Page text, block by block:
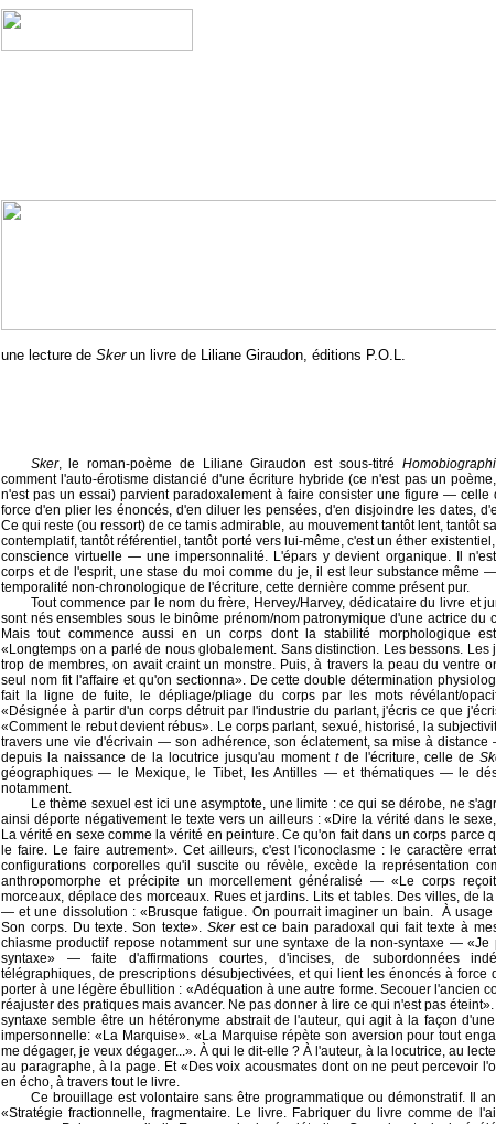
une lecture de Skerun livre de Liliane Giraudon, éditions P.O.L.
Sker, le roman-poème de Liliane Giraudon est sous-titré
comment l'auto-érotisme distancié d'une écriture hybride (ce n'est pas un
n'est pas un essai) parvient paradoxalement à faire consister une figure —
force d'en plier les énoncés, d'en diluer les pensées, d'en disjoindre les dates,
Ce qui reste (ou ressort) de ce tamis admirable, au mouvement tantôt lent, tantôt
contemplatif, tantôt référentiel, tantôt porté vers lui-même, c'est un éther
conscience virtuelle — une impersonnalité. L'épars y devient organique. Il
corps et de l'esprit, une stase du moi comme du je, il est leur substance même
temporalité non-chronologique de l'écriture, cette dernière comme présent pur.
Tout commence par le nom du frère, Hervey/Harvey, dédicataire du livre et
sont nés ensembles sous le binôme prénom/nom patronymique d'une actrice du
Mais tout commence aussi en un corps dont la stabilité morphologique
«Longtemps on a parlé de nous globalement. Sans distinction. Les bessons. Les
trop de membres, on avait craint un monstre. Puis, à travers la peau du ventre
seul nom fit l'affaire et qu'on sectionna». De cette double détermination
fait la ligne de fuite, le dépliage/pliage du corps par les mots révélant/
«Désignée à partir d'un corps détruit par l'industrie du parlant, j'écris ce que
«Comment le rebut devient rébus». Le corps parlant, sexué, historisé, la
travers une vie d'écrivain — son adhérence, son éclatement, sa mise à
depuis la naissance de la locutrice jusqu'au momenttde l'écriture, celle de
géographiques — le Mexique, le Tibet, les Antilles — et thématiques — le
notamment.
Le thème sexuel est ici une asymptote, une limite : ce qui se dérobe, ne
ainsi déporte négativement le texte vers un ailleurs : «Dire la vérité dans le
La vérité en sexe comme la vérité en peinture. Ce qu'on fait dans un corps parce
le faire. Le faire autrement». Cet ailleurs, c'est l'iconoclasme : le caractère
configurations corporelles qu'il suscite ou révèle, excède la représentation
anthropomorphe et précipite un morcellement généralisé — «Le corps
morceaux, déplace des morceaux. Rues et jardins. Lits et tables. Des villes, de
— et une dissolution : «Brusque fatigue. On pourrait imaginer un bain. À usage
Son corps. Du texte. Son texte». Skerest ce bain paradoxal qui fait texte à
chiasme productif repose notamment sur une syntaxe de la non-syntaxe — «Je
syntaxe» — faite d'affirmations courtes, d'incises, de subordonnées
télégraphiques, de prescriptions désubjectivées, et qui lient les énoncés à force
porter à une légère ébullition : «Adéquation à une autre forme. Secouer l'ancien
réajuster des pratiques mais avancer. Ne pas donner à lire ce qui n'est pas
syntaxe semble être un hétéronyme abstrait de l'auteur, qui agit à la façon
impersonnelle: «La Marquise». «La Marquise répète son aversion pour tout
me dégager, je veux dégager...». À qui le dit-elle ? À l'auteur, à la locutrice, au
au paragraphe, à la page. Et «Des voix acousmates dont on ne peut percevoir
en écho, à travers tout le livre.
Ce brouillage est volontaire sans être programmatique ou démonstratif. Il
«Stratégie fractionnelle, fragmentaire. Le livre. Fabriquer du livre comme de